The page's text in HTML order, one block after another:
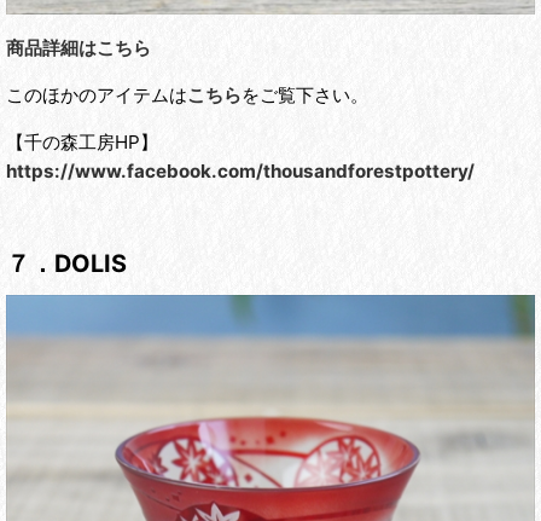
商品詳細はこちら
このほかのアイテムはこちらをご覧下さい。
【千の森工房HP】
https://www.facebook.com/thousandforestpottery/
７． DOLIS